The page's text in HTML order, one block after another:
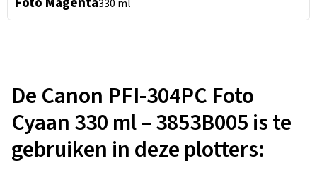
330 ml
De Canon PFI-304PC Foto
Cyaan 330 ml – 3853B005 is te
gebruiken in deze plotters: